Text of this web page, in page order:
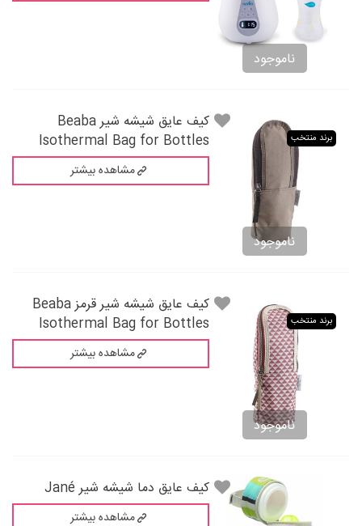
ناموجود
برند منتخب
ناموجود
کیف عایق شیشه شیر Beaba
Isothermal Bag for Bottles
مشاهده بیشتر
برند منتخب
ناموجود
کیف عایق شیشه شیر قرمز Beaba
Isothermal Bag for Bottles
مشاهده بیشتر
کیف عایق دما شیشه شیر Jané
مشاهده بیشتر